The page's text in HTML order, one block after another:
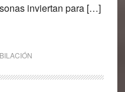
inviertan para […]